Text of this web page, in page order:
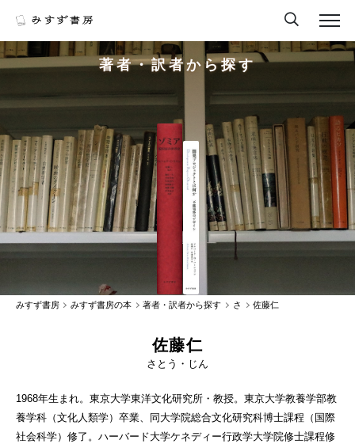
著者・訳者から探す
みすず書房 みすず書房の本 著者・訳者から探す さ 佐藤仁
佐藤仁
さとう・じん
1968年生まれ。東京大学東洋文化研究所・教授。東京大学教養学部教
養学科（文化人類学）卒業、同大学院総合文化研究科博士課程（国際
社会科学）修了。ハーバード大学ケネディー行政学大学院修士課程修